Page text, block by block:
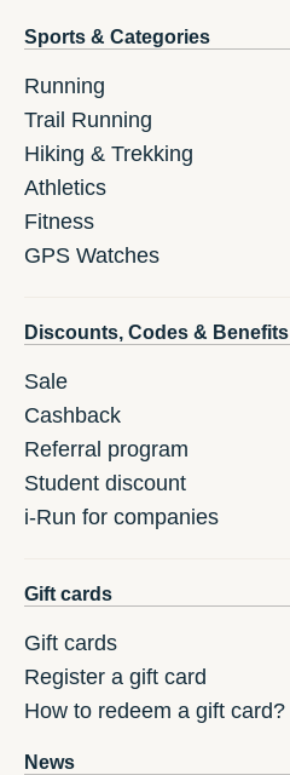
Sports & Categories
Running
Trail Running
Hiking & Trekking
Athletics
Fitness
GPS Watches
Discounts, Codes & Benefits
Sale
Cashback
Referral program
Student discount
i-Run for companies
Gift cards
Gift cards
Register a gift card
How to redeem a gift card?
News